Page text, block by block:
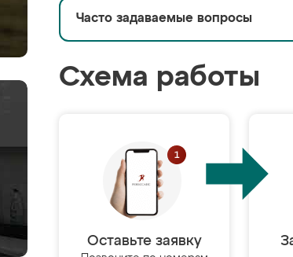
Часто задаваемые вопросы
Схема работы
Оставьте заявку